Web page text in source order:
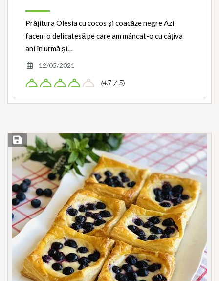
Prăjitura Olesia cu cocos și coacăze negre Azi
facem o delicatesă pe care am mâncat-o cu câțiva
ani în urmă și…
12/05/2021
(4.7 / 5)
Save Recipe